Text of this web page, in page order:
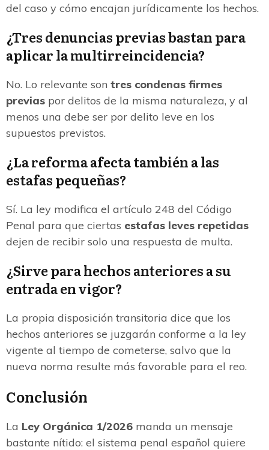
del caso y cómo encajan jurídicamente los hechos.
¿Tres denuncias previas bastan para
aplicar la multirreincidencia?
No. Lo relevante son tres condenas firmes
previas por delitos de la misma naturaleza, y al
menos una debe ser por delito leve en los
supuestos previstos.
¿La reforma afecta también a las
estafas pequeñas?
Sí. La ley modifica el artículo 248 del Código
Penal para que ciertas estafas leves repetidas
dejen de recibir solo una respuesta de multa.
¿Sirve para hechos anteriores a su
entrada en vigor?
La propia disposición transitoria dice que los
hechos anteriores se juzgarán conforme a la ley
vigente al tiempo de cometerse, salvo que la
nueva norma resulte más favorable para el reo.
Conclusión
La Ley Orgánica 1/2026 manda un mensaje
bastante nítido: el sistema penal español quiere